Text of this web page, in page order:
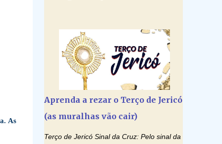
As
Aprenda a rezar o Terço de Jericó
(as muralhas vão cair)
Terço de Jericó Sinal da Cruz: Pelo sinal da